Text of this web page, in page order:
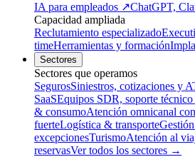
IA para empleados ↗ChatGPT,
Capacidad ampliada
Reclutamiento especializado
timeHerramientas y formación
Sectores
Sectores que operamos
SegurosSiniestros, cotizaciones y
SaaSEquipos SDR, soporte técnico
& consumoAtención omnicanal
fuerteLogística & transporte
excepcionesTurismoAtención al
reservasVer todos los sectores →